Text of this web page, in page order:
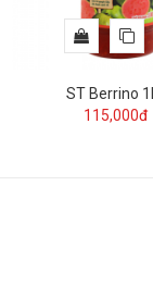
ST Berrino
115,000đ